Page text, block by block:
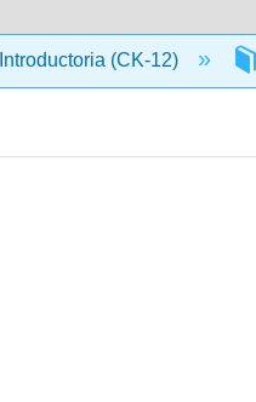
(CK-12)